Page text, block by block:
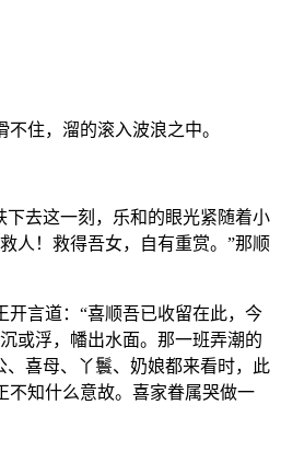
住，溜的滚入波浪之中。
去这一刻，乐和的眼光紧随着小
人！救得吾女，自有重赏。”那顺
言道：“喜顺吾已收留在此，今
或浮，幡出水面。那一班弄潮的
喜母、丫鬟、奶娘都来看时，此
不知什么意故。喜家眷属哭做一